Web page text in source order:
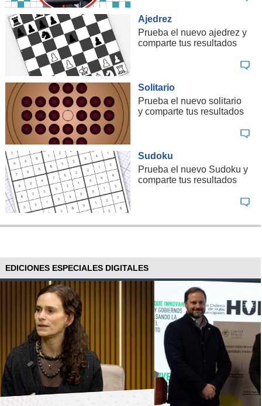
Ajedrez
Prueba el nuevo ajedrez y
comparte tus resultados
Solitario
Prueba el nuevo solitario
y comparte tus resultados
Sudoku
Prueba el nuevo Sudoku y
comparte tus resultados
EDICIONES ESPECIALES DIGITALES